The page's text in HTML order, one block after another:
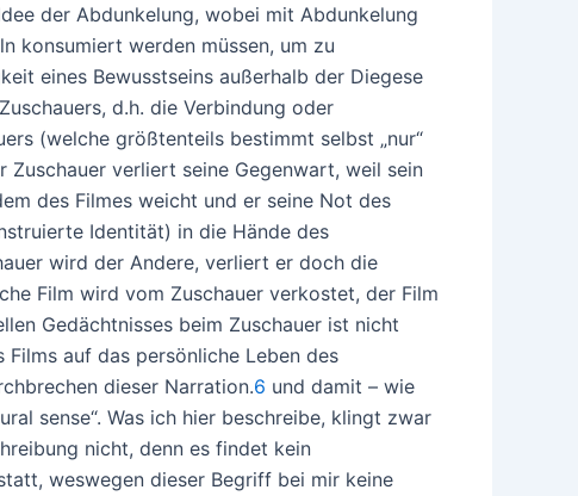
der Abdunkelung, wobei mit Abdunkelung
konsumiert werden müssen, um zu
eines Bewusstseins außerhalb der Diegese
d.h. die Verbindung oder
(welche größtenteils bestimmt selbst „nur“
verliert seine Gegenwart, weil sein
des Filmes weicht und er seine Not des
Identität) in die Hände des
wird der Andere, verliert er doch die
Film wird vom Zuschauer verkostet, der Film
Gedächtnisses beim Zuschauer ist nicht
auf das persönliche Leben des
dieser Narration.6 und damit – wie
sense“. Was ich hier beschreibe, klingt zwar
nicht, denn es findet kein
weswegen dieser Begriff bei mir keine